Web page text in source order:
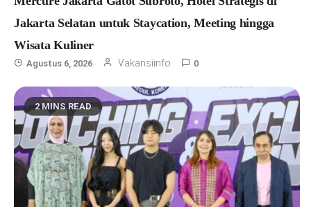
Jakarta Selatan untuk Staycation, Meeting hingga
Wisata Kuliner
Agustus 6, 2026 Vakansiinfo 0
2 MINS READ